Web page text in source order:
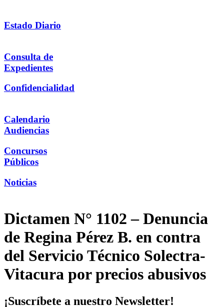
Estado Diario
Consulta de
Expedientes
Confidencialidad
Calendario
Audiencias
Concursos
Públicos
Noticias
Dictamen N° 1102 – Denuncia
de Regina Pérez B. en contra
del Servicio Técnico Solectra-
Vitacura por precios abusivos
¡Suscríbete a nuestro Newsletter!